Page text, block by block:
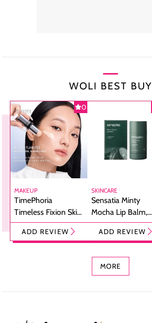
WOLI BEST BUY
0
MAKEUP
TimePhoria
Timeless Fixion Skin
Tint Stick,
Foundation dan
ADD REVIEW
SKINCARE
Sensatia Minty
Mocha Lip Balm,
Pelembap Bibir
dengan Aroma
ADD REVIEW
MORE